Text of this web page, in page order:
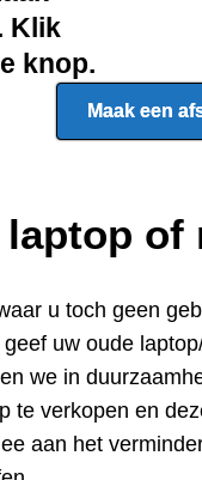
Klik
knop.
Maak een
laptop
u toch geen
uw oude
we in
te verkopen en
aan het